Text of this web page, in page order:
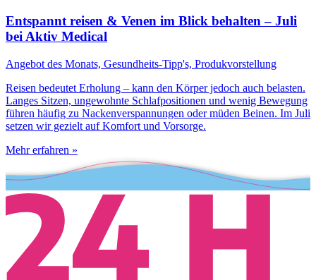
Entspannt reisen & Venen im Blick behalten – Juli
bei Aktiv Medical
Angebot des Monats, Gesundheits-Tipp's, Produkvorstellung
Reisen bedeutet Erholung – kann den Körper jedoch auch belasten.
Langes Sitzen, ungewohnte Schlafpositionen und wenig Bewegung
führen häufig zu Nackenverspannungen oder müden Beinen. Im Juli
setzen wir gezielt auf Komfort und Vorsorge.
Mehr erfahren »